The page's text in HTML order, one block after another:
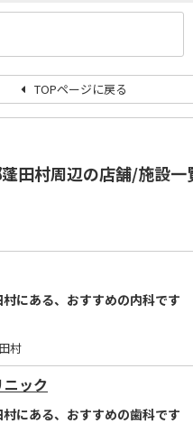
田村周辺の店舗/施設一
にある、おすすめの内科です
村
ック
にある、おすすめの歯科です
TOPページに戻る